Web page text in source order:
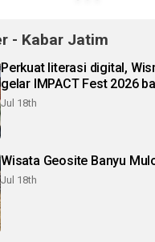
- Kabar Jatim
Perkuat literasi digital,
gelar IMPACT Fest 2026
Jul 18th
Wisata Geosite Banyu
Jul 18th